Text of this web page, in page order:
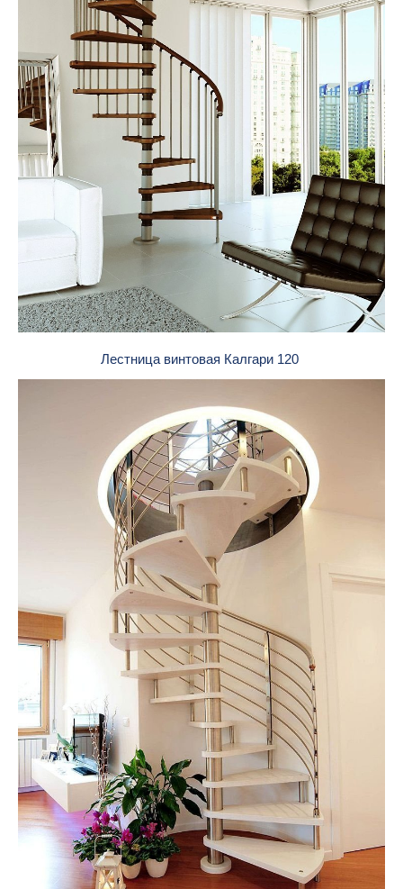
Лестница винтовая Калгари 120